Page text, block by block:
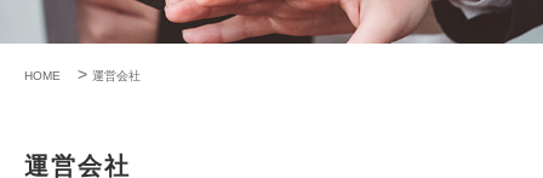
HOME > 運営会社
運営会社